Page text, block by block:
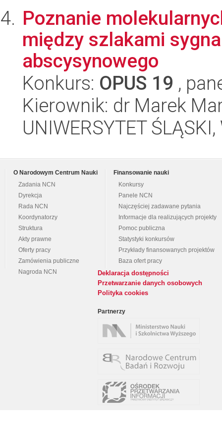
Poznanie
między szlakami
abscysynowego
Konkurs: OPUS 19 ,
Kierownik: dr Marek
UNIWERSYTET
O Narodowym Centrum Nauki
Zadania NCN
Dyrekcja
Rada NCN
Koordynatorzy
Struktura
Akty prawne
Oferty pracy
Zamówienia publiczne
Nagroda NCN
Finansowanie nauki
Konkursy
Panele NCN
Najczęściej zadawane pytania
Informacje dla realizujących projekty
Pomoc publiczna
Statystyki konkursów
Przykłady finansowanych projektów
Baza ofert pracy
Deklaracja dostępności
Przetwarzanie danych osobowych
Polityka cookies
Partnerzy